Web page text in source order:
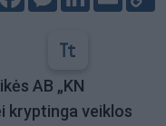
AB „KN
kryptinga veiklos